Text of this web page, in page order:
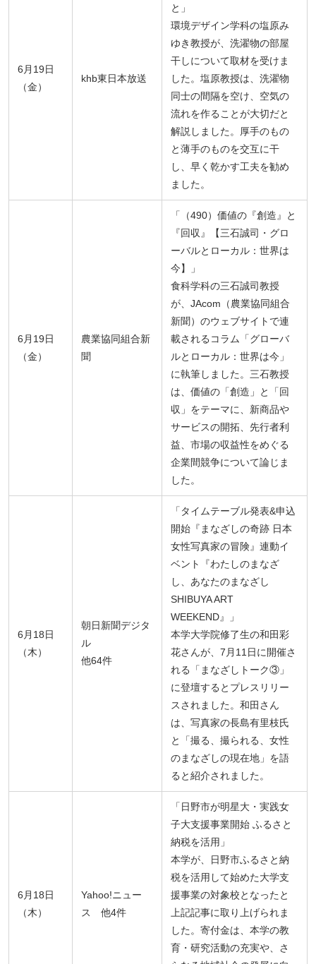
6月19日
（金）
khb東日本放送
と」
環境デザイン学科の塩原み
ゆき教授が、洗濯物の部屋
干しについて取材を受けま
した。塩原教授は、洗濯物
同士の間隔を空け、空気の
流れを作ることが大切だと
解説しました。厚手のもの
と薄手のものを交互に干
し、早く乾かす工夫を勧め
ました。
6月19日
（金）
農業協同組合新
聞
「（490）価値の『創造』と
『回収』【三石誠司・グロ
ーバルとローカル：世界は
今】」
食科学科の三石誠司教授
が、JAcom（農業協同組合
新聞）のウェブサイトで連
載されるコラム「グローバ
ルとローカル：世界は今」
に執筆しました。三石教授
は、価値の「創造」と「回
収」をテーマに、新商品や
サービスの開拓、先行者利
益、市場の収益性をめぐる
企業間競争について論じま
した。
6月18日
（木）
朝日新聞デジタ
ル
他64件
「タイムテーブル発表&申込
開始『まなざしの奇跡 日本
女性写真家の冒険』連動イ
ベント『わたしのまなざ
し、あなたのまなざし
SHIBUYA ART
WEEKEND』」
本学大学院修了生の和田彩
花さんが、7月11日に開催さ
れる「まなざしトーク③」
に登壇するとプレスリリー
スされました。和田さん
は、写真家の長島有里枝氏
と「撮る、撮られる、女性
のまなざしの現在地」を語
ると紹介されました。
6月18日
（木）
Yahoo!ニュー
ス 他4件
「日野市が明星大・実践女
子大支援事業開始 ふるさと
納税を活用」
本学が、日野市ふるさと納
税を活用して始めた大学支
援事業の対象校となったと
上記記事に取り上げられま
した。寄付金は、本学の教
育・研究活動の充実や、さ